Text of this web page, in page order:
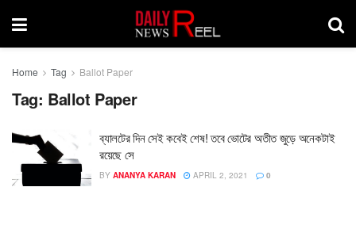
Home Tag Ballot Paper
Tag: Ballot Paper
ব্যালটের দিন সেই কবেই শেষ! তবে ভোটের অতীত জুড়ে অনেকটাই
রয়েছে সে
BY ANANYA KARAN APRIL 2, 2021 0